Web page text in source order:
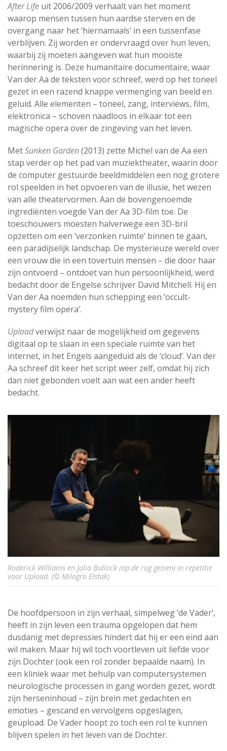
After Life uit 2006/2009 verhaalt van het moment
waarop mensen tussen hun aardse sterven en de
overgang naar het ‘hiernamaals’ in een tussenfase
verblijven. Zij worden er ondervraagd over hun leven,
waarbij zij moeten aangeven wat hun mooiste
herinnering is. Deze humanitaire documentaire, waar
Van der Aa de teksten voor schreef, werd op het toneel
gezet in een razend knappe vermenging van beeld en
geluid. Alle elementen – toneel, zang, interviews, film,
elektronica – schoven naadloos in elkaar tot een
magische opera over de zingeving van het leven.
MetSunken Garden(2013) zette Michel van de Aa een
stap verder op het pad van muziektheater, waarin door
de computer gestuurde beeldmiddelen een nog grotere
rol speelden in het opvoeren van de illusie, het wezen
van alle theatervormen. Aan de bovengenoemde
ingrediënten voegde Van der Aa 3D-film toe. De
toeschouwers moesten halverwege een 3D-bril
opzetten om een ‘verzonken ruimte’ binnen te gaan,
een paradijselijk landschap. De mysterieuze wereld over
een vrouw die in een tovertuin mensen – die door haar
zijn ontvoerd – ontdoet van hun persoonlijkheid, werd
bedacht door de Engelse schrijver David Mitchell. Hij en
Van der Aa noemden hun schepping een ‘occult-
mystery film opera’.
Uploadverwijst naar de mogelijkheid om gegevens
digitaal op te slaan in een speciale ruimte van het
internet, in het Engels aangeduid als de ‘cloud’. Van der
Aa schreef dit keer het script weer zelf, omdat hij zich
dan niet gebonden voelt aan wat een ander heeft
bedacht.
Roderick Williams en Julia Bullock (op de rug gezien) in repetitie
voor Upload. (© Milagro Elstak)
De hoofdpersoon in zijn verhaal, simpelweg ‘de Vader’,
heeft in zijn leven een trauma opgelopen dat hem
dusdanig met depressies hindert dat hij er een eind aan
wil maken. Maar hij wil toch voortleven uit liefde voor
zijn Dochter (ook een rol zonder bepaalde naam). In
een kliniek waar met behulp van computersystemen
neurologische processen in gang worden gezet, wordt
zijn herseninhoud – zijn brein met gedachten en
emoties – gescand en vervolgens opgeslagen,
geüpload. De Vader hoopt zo toch een rol te kunnen
blijven spelen in het leven van de Dochter.